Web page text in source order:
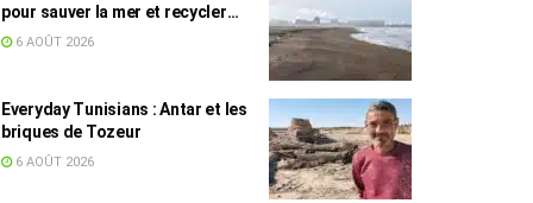
pour sauver la mer et recycler
les déchets marins
6 AOÛT 2026
Everyday Tunisians : Antar et les
briques de Tozeur
6 AOÛT 2026